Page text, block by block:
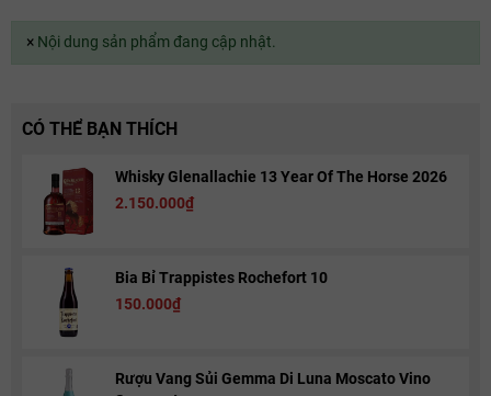
×Nội dung sản phẩm đang cập nhật.
CÓ THỂ BẠN THÍCH
Whisky Glenallachie 13 Year Of The Horse 2026
2.150.000₫
Bia Bỉ Trappistes Rochefort 10
150.000₫
Rượu Vang Sủi Gemma Di Luna Moscato Vino